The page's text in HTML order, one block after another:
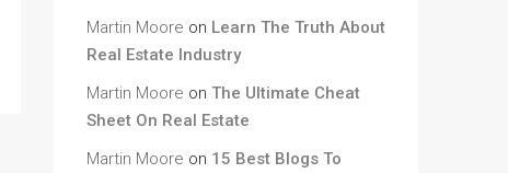
Martin Moore on Learn The Truth About
Real Estate Industry
Martin Moore on The Ultimate Cheat
Sheet On Real Estate
Martin Moore on 15 Best Blogs To